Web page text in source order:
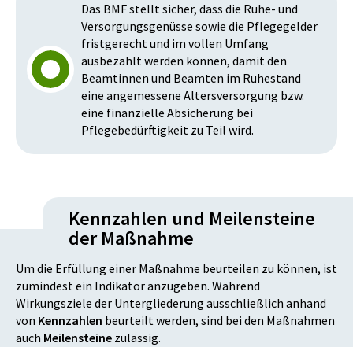
Das BMF stellt sicher, dass die Ruhe- und
Versorgungsgenüsse sowie die Pflegegelder
fristgerecht und im vollen Umfang
ausbezahlt werden können, damit den
Beamtinnen und Beamten im Ruhestand
eine angemessene Altersversorgung bzw.
eine finanzielle Absicherung bei
Pflegebedürftigkeit zu Teil wird.
Kennzahlen und Meilensteine
der Maßnahme
Um die Erfüllung einer Maßnahme beurteilen zu können, ist
zumindest ein Indikator anzugeben. Während
Wirkungsziele der Untergliederung ausschließlich anhand
von Kennzahlen beurteilt werden, sind bei den Maßnahmen
auch Meilensteine zulässig.